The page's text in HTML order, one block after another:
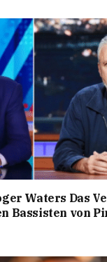
Waters Das
Bassisten von